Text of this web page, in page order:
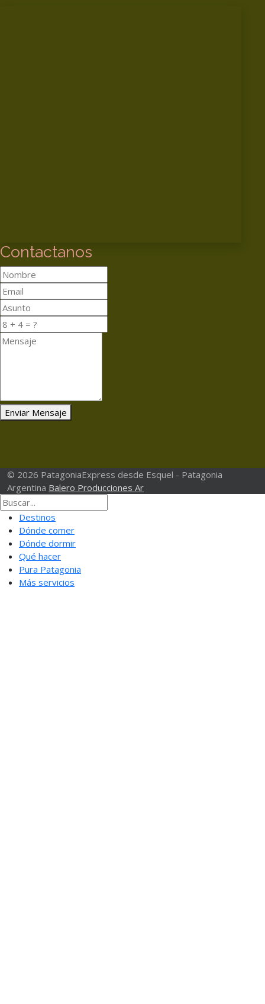
Contactanos
Enviar Mensaje
© 2026 PatagoniaExpress desde Esquel - Patagonia
Argentina Balero Producciones Ar
Destinos
Dónde comer
Dónde dormir
Qué hacer
Pura Patagonia
Más servicios